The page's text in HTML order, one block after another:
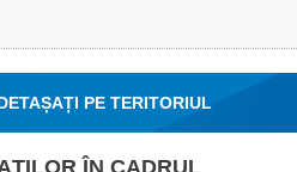
PE TERITORIUL
ÎN CADRUL